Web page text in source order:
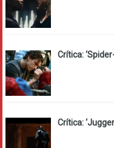
Crítica:
Crítica: